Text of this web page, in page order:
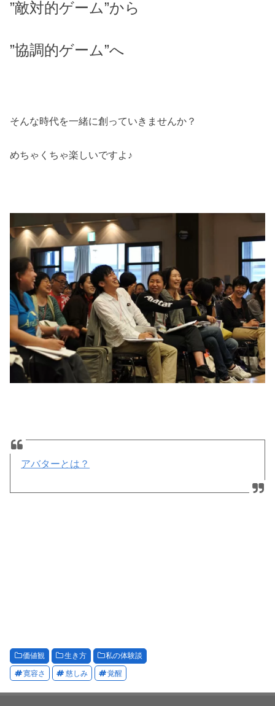
”敵対的ゲーム”から
”協調的ゲーム”へ
そんな時代を一緒に創っていきませんか？
めちゃくちゃ楽しいですよ♪
アバターとは？
価値観 生き方 私の体験談
寛容さ 慈しみ 覚醒